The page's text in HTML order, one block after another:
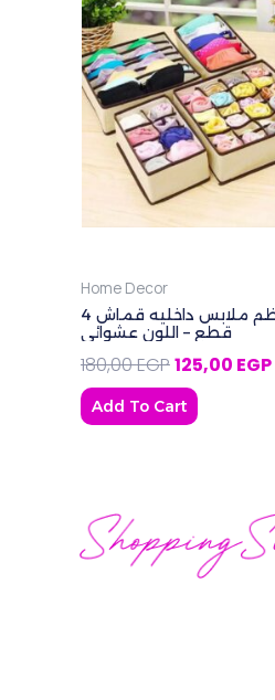
Home Decor
طقم منظم ملابس داخليه قماش 4
قطع – اللون عشوائي
180,00EGP125,00 EGP
Add To Cart